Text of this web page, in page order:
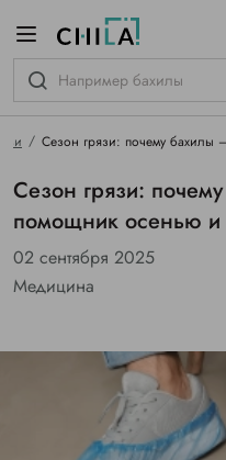
Сезон грязи: почему
Сезон грязи:
помощник осенью и
02 сентября 2025
Медицина
гамме